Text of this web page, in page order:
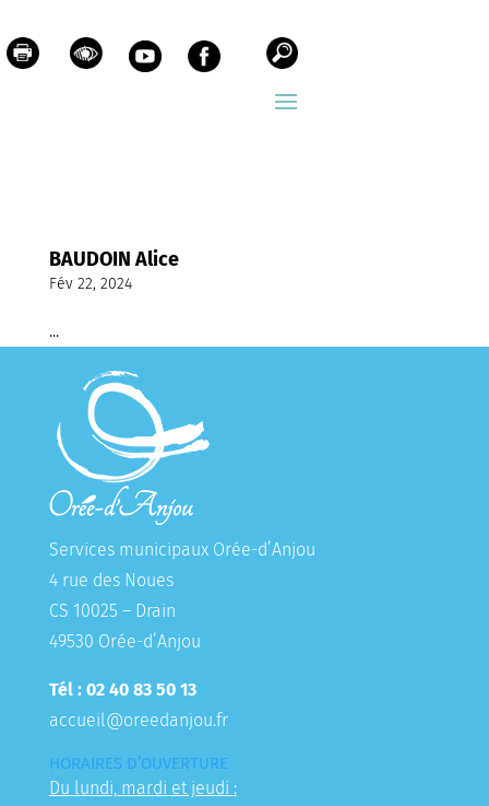
BAUDOIN Alice
Fév 22, 2024
...
Services municipaux Orée-d’Anjou
4 rue des Noues
CS 10025 – Drain
49530 Orée-d’Anjou
Tél : 02 40 83 50 13
accueil@oreedanjou.fr
HORAIRES D’OUVERTURE
Du lundi, mardi et jeudi :